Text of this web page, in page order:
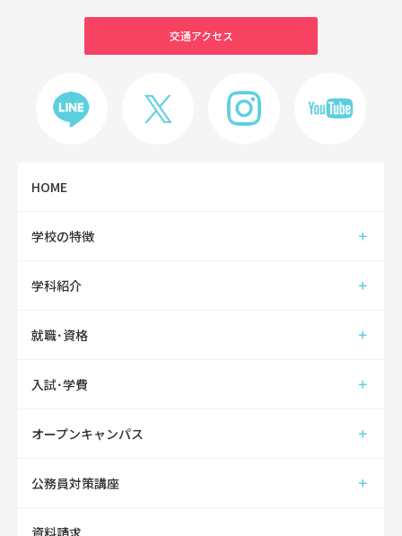
交通アクセス
HOME
学校の特徴
学科紹介
就職･資格
入試･学費
オープンキャンパス
公務員対策講座